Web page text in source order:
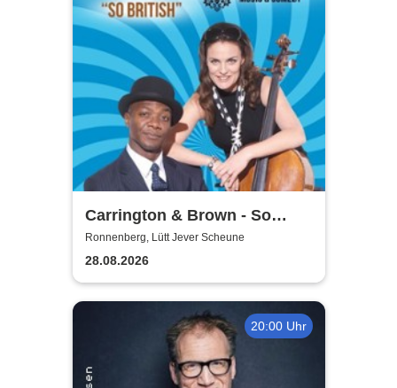
Carrington & Brown - So
Beritsh
Ronnenberg, Lütt Jever Scheune
28.08.2026
20:00 Uhr